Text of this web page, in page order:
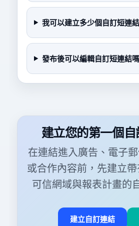
我可以建立多少個自訂短連
發布後可以編輯自訂短連結
建立您的第一個
在連結進入廣告、電子
或合作內容前，先建立帶
可信網域與報表計畫的
建立自訂連結